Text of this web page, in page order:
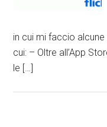
in cui mi faccio
cui: – Oltre all’App
le […]